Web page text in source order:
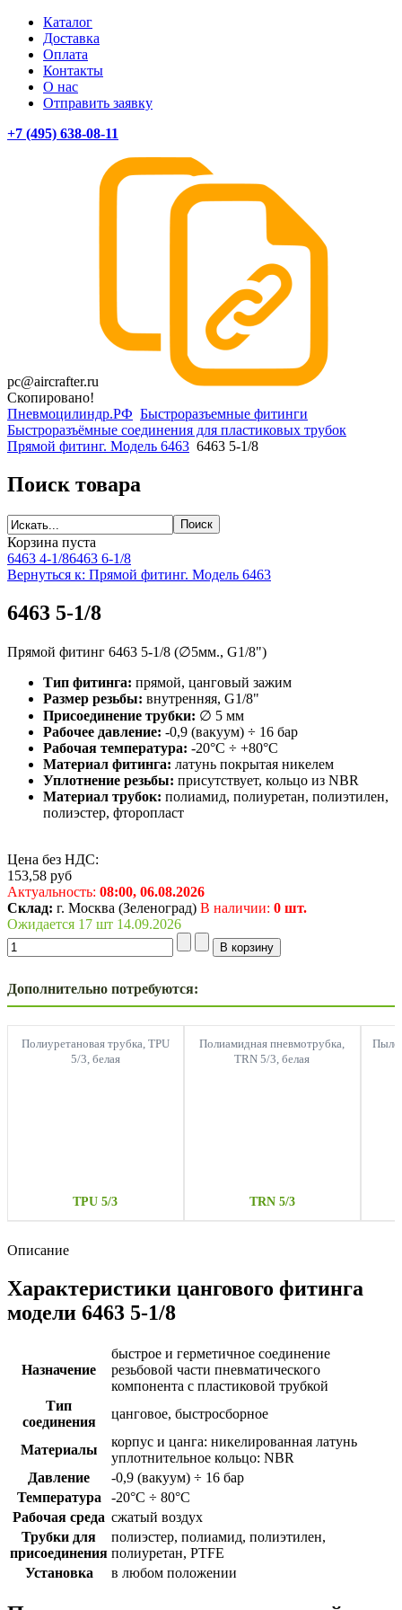
Каталог
Доставка
Оплата
Контакты
О нас
Отправить заявку
+7 (495) 638-08-11
pc@aircrafter.ru
Скопировано!
Пневмоцилиндр.РФ Быстроразъемные фитинги
Быстроразъёмные соединения для пластиковых трубок
Прямой фитинг. Модель 6463 6463 5-1/8
Поиск товара
Корзина пуста
6463 4-1/86463 6-1/8
Вернуться к: Прямой фитинг. Модель 6463
6463 5-1/8
Прямой фитинг 6463 5-1/8 (∅5мм., G1/8")
Тип фитинга: прямой, цанговый зажим
Размер резьбы: внутренняя, G1/8"
Присоединение трубки: ∅ 5 мм
Рабочее давление: -0,9 (вакуум) ÷ 16 бар
Рабочая температура: -20°С ÷ +80°С
Материал фитинга: латунь покрытая никелем
Уплотнение резьбы: присутствует, кольцо из NBR
Материал трубок: полиамид, полиуретан, полиэтилен,
полиэстер, фторопласт
Цена без НДС:
153,58 руб
Актуальность: 08:00, 06.08.2026
Склад: г. Москва (Зеленоград) В наличии: 0 шт.
Ожидается 17 шт 14.09.2026
Дополнительно потребуются:
Полиуретановая трубка, TPU
5/3, белая
TPU 5/3
Полиамидная пневмотрубка,
TRN 5/3, белая
TRN 5/3
Описание
Характеристики цангового фитинга
модели 6463 5-1/8
Назначение
быстрое и герметичное соединение
резьбовой части пневматического
компонента с пластиковой трубкой
Тип
соединения
цанговое, быстросборное
Материалы
корпус и цанга: никелированная латунь
уплотнительное кольцо: NBR
Давление
-0,9 (вакуум) ÷ 16 бар
Температура
-20°C ÷ 80°C
Рабочая среда сжатый воздух
Трубки для
присоединения
полиэстер, полиамид, полиэтилен,
полиуретан, PTFE
Установка
в любом положении